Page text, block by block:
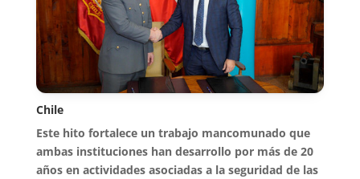
Chile
Este hito fortalece un trabajo mancomunado que
ambas instituciones han desarrollo por más de 20
años en actividades asociadas a la seguridad de las